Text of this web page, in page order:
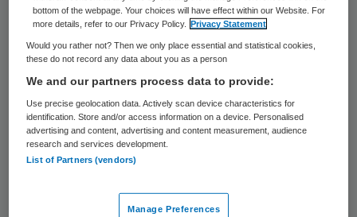
in de gezondheidszorg, wordt voor de
tweede keer gehouden.
In Nederland hebben
6,5 miljoen mensen
last van overgewicht
. Obesitas komt in
Nederland steeds meer voor en vaak in
combinatie met andere ziektes, zoals
diabetes en hart- en vaatziekten. Obesitas
is veel in het nieuws, maar er wordt vaak
gezegd dat het een lifestyle probleem is,
bottom of the webpage. Your choices will have effect within our Website. For
more details, refer to our Privacy Policy.
Privacy Statement
Would you rather not? Then we only place essential and statistical cookies,
these do not record any data about you as a person
We and our partners process data to provide:
Use precise geolocation data. Actively scan device characteristics for
identification. Store and/or access information on a device. Personalised
advertising and content, advertising and content measurement, audience
research and services development.
List of Partners (vendors)
Manage Preferences